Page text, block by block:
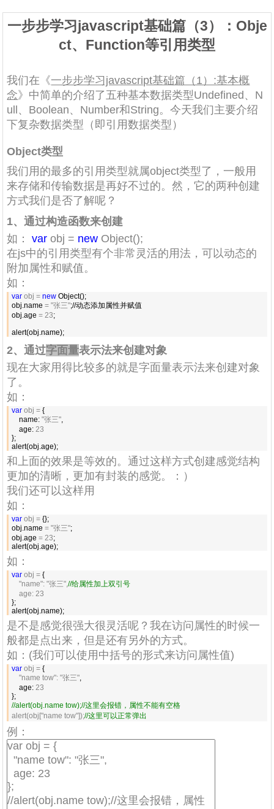
一步步学习javascript基础篇（3）：Obje
ct、Function等引用类型
我们在《一步步学习javascript基础篇（1）:基本概
念》中简单的介绍了五种基本数据类型Undefined、N
ull、Boolean、Number和String。今天我们主要介绍
下复杂数据类型（即引用数据类型）
Object类型
我们用的最多的引用类型就属object类型了，一般用
来存储和传输数据是再好不过的。然，它的两种创建
方式我们是否了解呢？
1、通过构造函数来创建
如：var obj = new Object();
在js中的引用类型有个非常灵活的用法，可以动态的
附加属性和赋值。
如：
var obj = new Object();
obj.name = "张三";//动态添加属性并赋值
obj.age = 23;
alert(obj.name);
2、通过字面量表示法来创建对象
现在大家用得比较多的就是字面量表示法来创建对象
了。
如：
var obj = {
    name:
"张三",
    age:
23
};
alert(obj.age);
和上面的效果是等效的。通过这样方式创建感觉结构
更加的清晰，更加有封装的感觉。：）
我们还可以这样用
如：
var obj = {};
obj.name = "张三";
obj.age = 23;
alert(obj.age);
如：
var obj = {
"name": "张三",//给属性加上双引号
    age: 23
};
alert(obj.name);
是不是感觉很强大很灵活呢？我在访问属性的时候一
般都是点出来，但是还有另外的方式。
如：(我们可以使用中括号的形式来访问属性值)
var obj = {
"name tow": "张三",
    age:
23
//alert(obj.name tow);//这里会报错，属性不能有空格
alert(obj["name tow"]);//这里可以正常弹出
例：